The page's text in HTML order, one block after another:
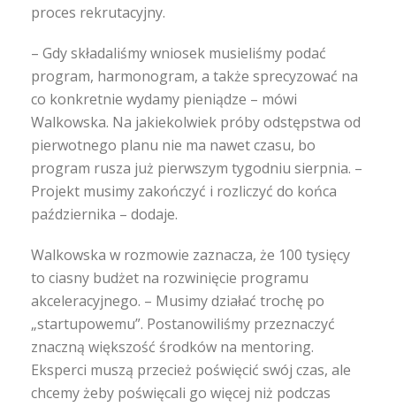
proces rekrutacyjny.
– Gdy składaliśmy wniosek musieliśmy podać
program, harmonogram, a także sprecyzować na
co konkretnie wydamy pieniądze – mówi
Walkowska. Na jakiekolwiek próby odstępstwa od
pierwotnego planu nie ma nawet czasu, bo
program rusza już pierwszym tygodniu sierpnia. –
Projekt musimy zakończyć i rozliczyć do końca
października – dodaje.
Walkowska w rozmowie zaznacza, że 100 tysięcy
to ciasny budżet na rozwinięcie programu
akceleracyjnego. – Musimy działać trochę po
„startupowemu”. Postanowiliśmy przeznaczyć
znaczną większość środków na mentoring.
Eksperci muszą przecież poświęcić swój czas, ale
chcemy żeby poświęcali go więcej niż podczas